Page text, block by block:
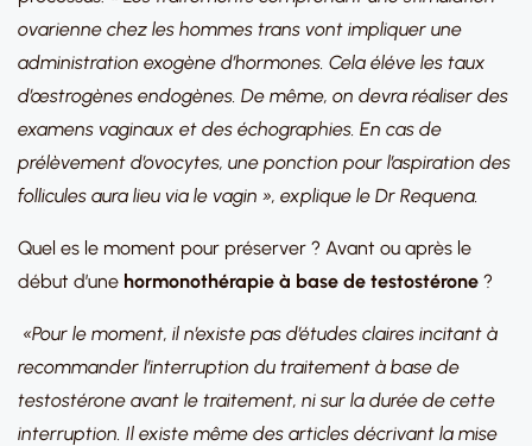
ovarienne chez les hommes trans vont impliquer une
administration exogène d’hormones. Cela éléve les taux
d’œstrogènes endogènes. De même, on devra réaliser des
examens vaginaux et des échographies. En cas de
prélèvement d’ovocytes, une ponction pour l’aspiration des
follicules aura lieu via le vagin », explique le Dr Requena.
Quel es le moment pour préserver ? Avant ou après le
début d’une hormonothérapie à base de testostérone ?
«Pour le moment, il n’existe pas d’études claires incitant à
recommander l’interruption du traitement à base de
testostérone avant le traitement, ni sur la durée de cette
interruption. Il existe même des articles décrivant la mise